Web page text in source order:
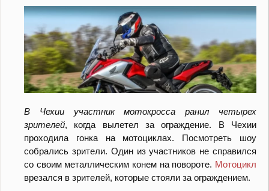
В Чехии участник мотокросса ранил четырех
зрителей, когда вылетел за ограждение. В Чехии
проходила гонка на мотоциклах. Посмотреть шоу
собрались зрители. Один из участников не справился
со своим металлическим конем на повороте. Мотоцикл
врезался в зрителей, которые стояли за ограждением.